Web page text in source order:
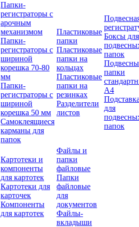
Папки-
регистраторы с
арочным
механизмом
Папки-
регистраторы с
шириной
корешка 70-80
мм
Папки-
регистраторы с
шириной
корешка 50 мм
Самоклеящиеся
карманы для
папок
Пластиковые
папки
Пластиковые
папки на
кольцах
Пластиковые
папки на
резинках
Разделители
листов
Боксы для
папок
папки
А4
для
папок
Картотеки и
компоненты
для картотек
Картотеки для
карточек
Компоненты
для картотек
Файлы и
папки
файловые
Папки
файловые
для
документов
Файлы-
вкладыши